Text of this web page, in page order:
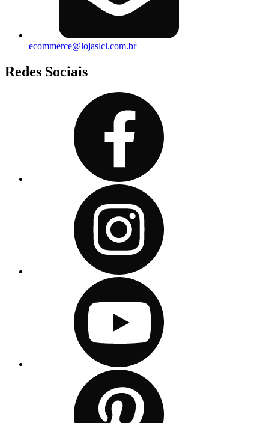
ecommerce@lojaslcl.com.br
Redes Sociais